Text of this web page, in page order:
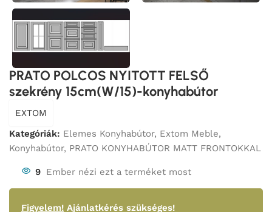
PRATO POLCOS NYITOTT FELSŐ
szekrény 15cm(W/15)-konyhabútor
EXTOM
Kategóriák: Elemes Konyhabútor, Extom Meble,
Konyhabútor, PRATO KONYHABÚTOR MATT FRONTOKKAL
9 Ember nézi ezt a terméket most
Figyelem! Ajánlatkérés szükséges!